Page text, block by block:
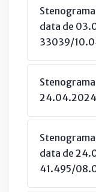
data de
33039/
data de
41.495/